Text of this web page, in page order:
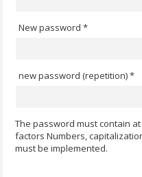
New password *
new password (repetition) *
The password must contain
factors Numbers,
must be implemented.